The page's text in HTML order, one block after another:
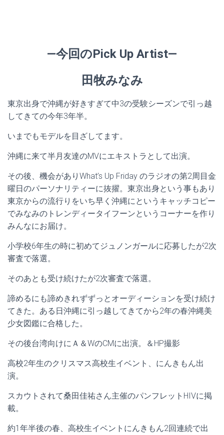
—今回のPick Up Artist—
田牧みなみ
東京出身で沖縄が好きすぎて中3の受験シーズンで引っ越
してきての今年3年半。
いまでもモデルを目ざしてます。
沖縄に来て半月友達のMVにエキストラとして出演。
その後、機会がありWhat’s Up Friday のラジオの第2周目金
曜日のパーソナリティーに抜擢。東京出身という事もあり
東京からの流行りをいち早く沖縄にというキャッチコピー
でみなみのトレンディータイフーンというコーナーを作り
みんなにお届け。
小学校6年生の時に初めてジュノンガールに応募したが2次
審査で落選。
そのあとも受け続けたが2次審査で落選。
諦めるにも諦めきれずずっとオーディーションを受け続け
てきた。ある日沖縄に引っ越してきてから2年の春沖縄美
少女図鑑に合格した。
その後台湾向けにＡ＆WのCMに出演。＆HP撮影
高校2年生のクリスマス高校生イベント、にんきもん出
演。
スカウトされて桑田佳祐さん主催のパンフレットHIVに掲
載。
約1年半後の春、高校生イベントにんきもん2回連続で出